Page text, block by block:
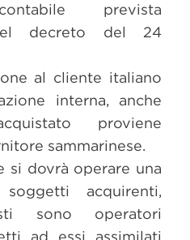
prevista
decreto del 24
al cliente italiano
interna, anche
proviene
sammarinese.
si dovrà operare una
acquirenti,
sono operatori
ad essi assimilati